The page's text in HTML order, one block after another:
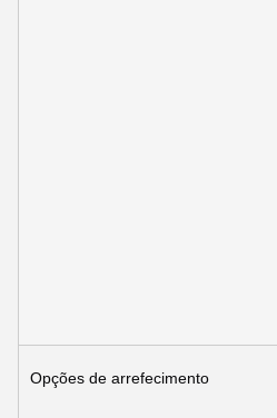
Opções de arrefecimento